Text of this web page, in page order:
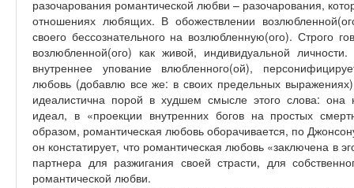
разочарования романтической любви – разочарования,
отношениях любящих. В обожествлении
своего бессознательного на возлюбленную(ого). Строго
возлюбленной(ого) как живой, индивидуальной
внутреннее упование влюбленного(ой),
любовь (добавлю все же: в своих предельных
идеалистична порой в худшем смысле этого слова: она
идеал, в «проекции внутренних богов на простых
образом, романтическая любовь оборачивается, по
он констатирует, что романтическая любовь «заключена в
партнера для разжигания своей страсти, для
романтической любви.